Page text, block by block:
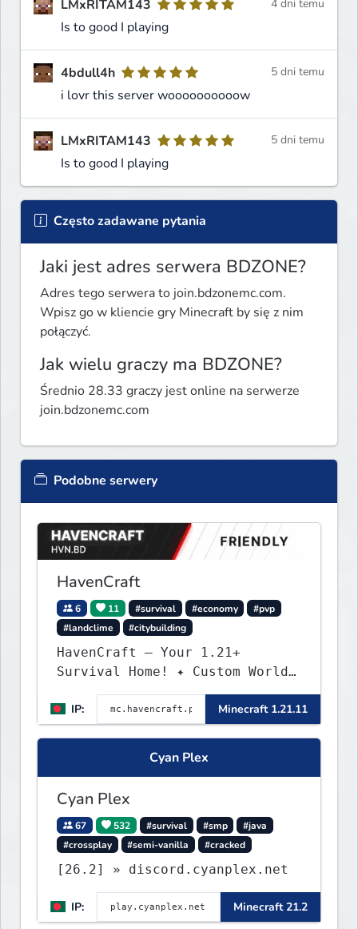
LMxRITAM143
Is to good I playing
4 dni temu
4bdull4h
i lovr this server woooooooooow
5 dni temu
LMxRITAM143
Is to good I playing
5 dni temu
Często zadawane pytania
Jaki jest adres serwera BDZONE?
Adres tego serwera to join.bdzonemc.com.
Wpisz go w kliencie gry Minecraft by się z nim
połączyć.
Jak wielu graczy ma BDZONE?
Średnio 28.33 graczy jest online na serwerze
join.bdzonemc.com
Podobne serwery
HavenCraft
6 11 #survival #economy
#pvp
#landclime
#citybuilding
HavenCraft — Your 1.21+
Survival Home! ✦ Custom World
Player Economy — Trade & build
wealth ✦ Land Claims — Protect
— Always something fun ✦ Zero
IP: Minecraft 1.21.11
Cyan Plex
Cyan Plex
67 532 #survival #smp
#java
#crossplay
#semi-vanilla #cracked
[26.2] » discord.cyanplex.net
IP: Minecraft 21.2